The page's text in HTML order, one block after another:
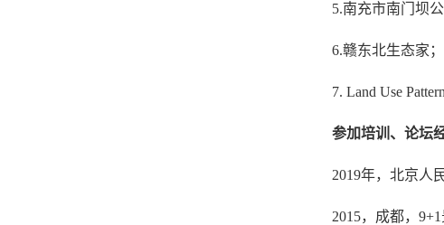
5.南充市南门坝
6.赣东北生态家
7. Land Use
参加培训、论坛
2019年，北京人
2015，成都，